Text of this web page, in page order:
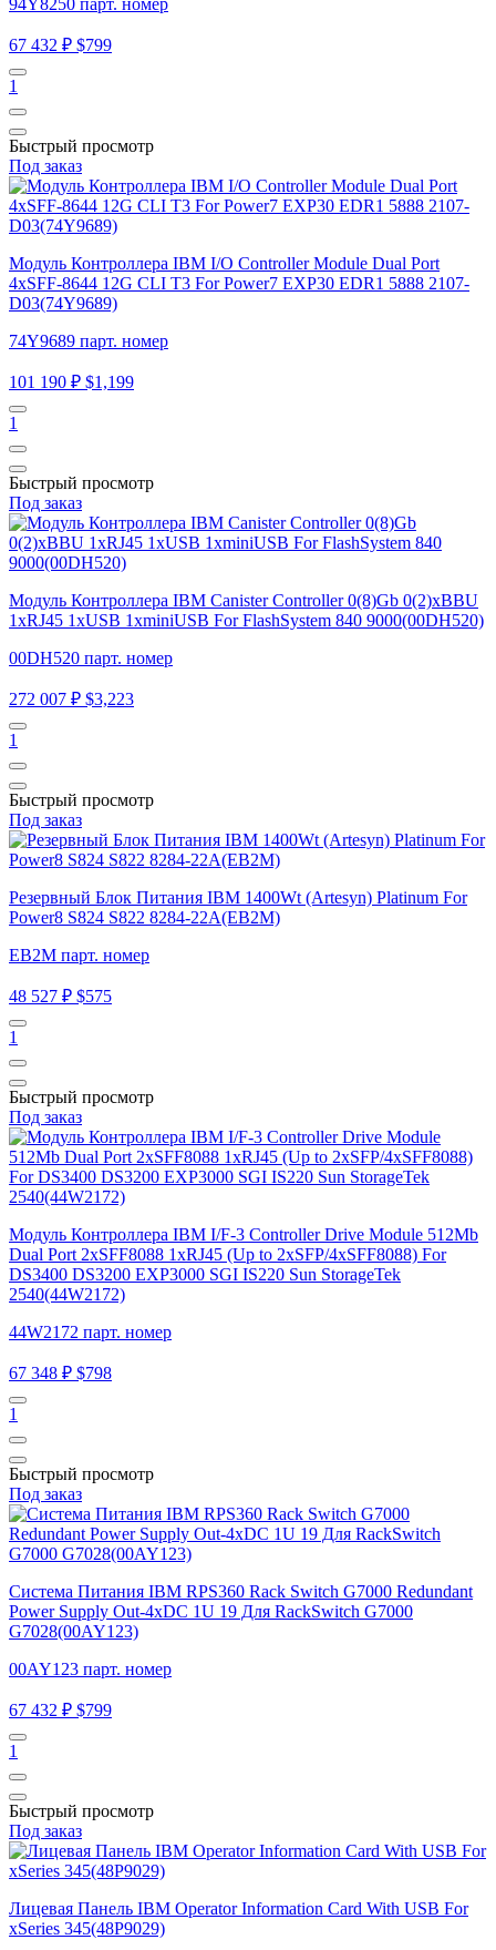
94Y8250 парт. номер
67 432 ₽ $799
1
Быстрый просмотр
Под заказ
Модуль Контроллера IBM I/O Controller Module Dual Port
4xSFF-8644 12G CLI T3 For Power7 EXP30 EDR1 5888 2107-
D03(74Y9689)
74Y9689 парт. номер
101 190 ₽ $1,199
1
Быстрый просмотр
Под заказ
Модуль Контроллера IBM Canister Controller 0(8)Gb 0(2)xBBU
1xRJ45 1xUSB 1xminiUSB For FlashSystem 840 9000(00DH520)
00DH520 парт. номер
272 007 ₽ $3,223
1
Быстрый просмотр
Под заказ
Резервный Блок Питания IBM 1400Wt (Artesyn) Platinum For
Power8 S824 S822 8284-22A(EB2M)
EB2M парт. номер
48 527 ₽ $575
1
Быстрый просмотр
Под заказ
Модуль Контроллера IBM I/F-3 Controller Drive Module 512Mb
Dual Port 2xSFF8088 1xRJ45 (Up to 2xSFP/4xSFF8088) For
DS3400 DS3200 EXP3000 SGI IS220 Sun StorageTek
2540(44W2172)
44W2172 парт. номер
67 348 ₽ $798
1
Быстрый просмотр
Под заказ
Система Питания IBM RPS360 Rack Switch G7000 Redundant
Power Supply Out-4xDC 1U 19 Для RackSwitch G7000
G7028(00AY123)
00AY123 парт. номер
67 432 ₽ $799
1
Быстрый просмотр
Под заказ
Лицевая Панель IBM Operator Information Card With USB For
xSeries 345(48P9029)